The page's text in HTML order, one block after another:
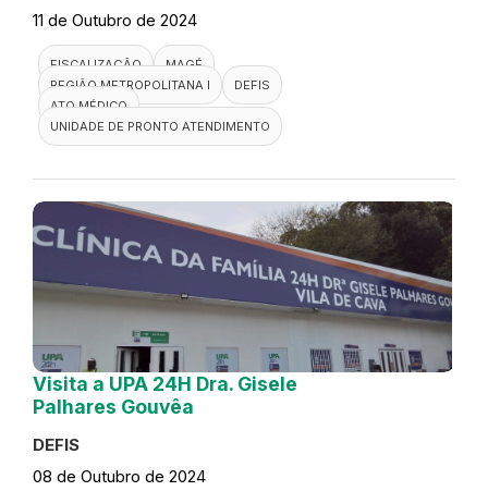
11 de Outubro de 2024
FISCALIZAÇÃO
MAGÉ
REGIÃO METROPOLITANA I
DEFIS
ATO MÉDICO
UNIDADE DE PRONTO ATENDIMENTO
Visita a UPA 24H Dra. Gisele
Palhares Gouvêa
DEFIS
08 de Outubro de 2024